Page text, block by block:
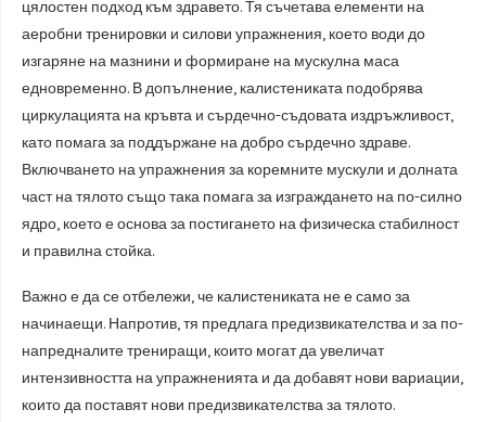
цялостен подход към здравето. Тя съчетава елементи на
аеробни тренировки и силови упражнения, което води до
изгаряне на мазнини и формиране на мускулна маса
едновременно. В допълнение, калистениката подобрява
циркулацията на кръвта и сърдечно-съдовата издръжливост,
като помага за поддържане на добро сърдечно здраве.
Включването на упражнения за коремните мускули и долната
част на тялото също така помага за изграждането на по-силно
ядро, което е основа за постигането на физическа стабилност
и правилна стойка.
Важно е да се отбележи, че калистениката не е само за
начинаещи. Напротив, тя предлага предизвикателства и за по-
напредналите трениращи, които могат да увеличат
интензивността на упражненията и да добавят нови вариации,
които да поставят нови предизвикателства за тялото.